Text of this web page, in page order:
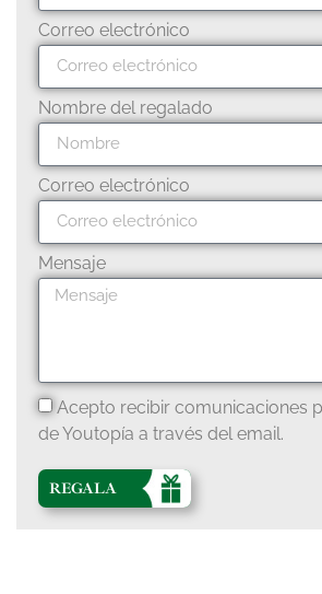
Correo electrónico
Nombre del regalado
Correo electrónico
Mensaje
Acepto recibir comunicaciones
de Youtopía a través del email.
REGALA